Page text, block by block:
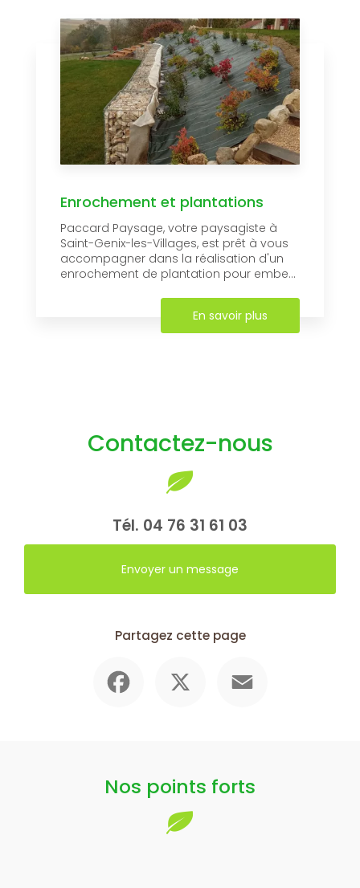
Enrochement et plantations
Paccard Paysage, votre paysagiste à
Saint-Genix-les-Villages, est prêt à vous
accompagner dans la réalisation d'un
enrochement de plantation pour embe...
En savoir plus
Contactez-nous
Tél. 04 76 31 61 03
Envoyer un message
Partagez cette page
Nos points forts